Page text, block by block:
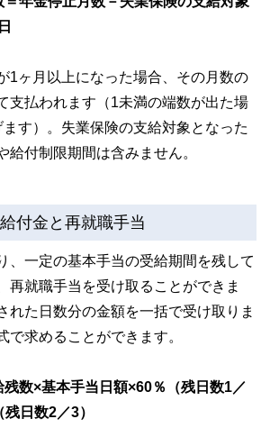
1ヶ月以上になった場合、その月数の
支払われます（1未満の端数が出た場
す）。失業保険の支給対象となった
給付制限期間は含みません。
付金と再就職手当
、一定の基本手当の受給期間を残して
再就職手当を受け取ることができま
れた日数分の金額を一括で受け取りま
で求めることができます。
数×基本手当日額×60％（残日数1／
日数2／3）